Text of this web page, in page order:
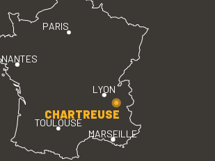
PARIS
LYON
TOULOUSE
MARSEILLE
NANTES
CHARTREUSE